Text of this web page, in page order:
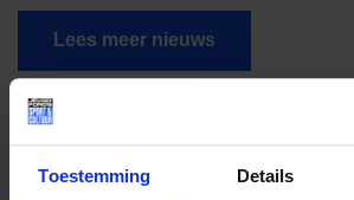
Toestemming Details
Lees meer nieuws